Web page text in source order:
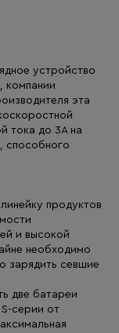
устройство
компании
эта
тока до 3А на
способного
продуктов
и высокой
необходимо
зарядить севшие
две батареи
серии от